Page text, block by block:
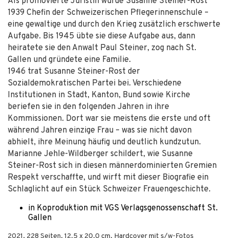
1939 Chefin der Schweizerischen Pflegerinnenschule –
eine gewaltige und durch den Krieg zusätzlich erschwerte
Aufgabe. Bis 1945 übte sie diese Aufgabe aus, dann
heiratete sie den Anwalt Paul Steiner, zog nach St.
Gallen und gründete eine Familie.
1946 trat Susanne Steiner-Rost der
Sozialdemokratischen Partei bei. Verschiedene
Institutionen in Stadt, Kanton, Bund sowie Kirche
beriefen sie in den folgenden Jahren in ihre
Kommissionen. Dort war sie meistens die erste und oft
während Jahren einzige Frau – was sie nicht davon
abhielt, ihre Meinung häufig und deutlich kundzutun.
Marianne Jehle-Wildberger schildert, wie Susanne
Steiner-Rost sich in diesen männerdominierten Gremien
Respekt verschaffte, und wirft mit dieser Biografie ein
Schlaglicht auf ein Stück Schweizer Frauengeschichte.
in Koproduktion mit VGS Verlagsgenossenschaft St.
Gallen
2021, 228 Seiten, 12.5 x 20.0 cm, Hardcover mit s/w-Fotos